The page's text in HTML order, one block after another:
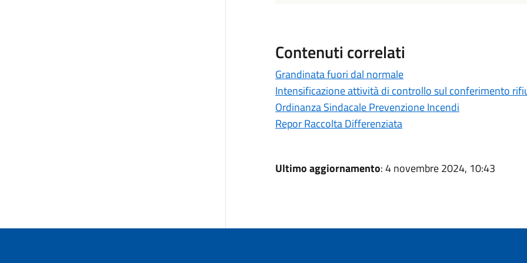
Contenuti correlati
Grandinata fuori dal normale
Intensificazione attività di controllo sul conferimento
Ordinanza Sindacale Prevenzione Incendi
Repor Raccolta Differenziata
Ultimo aggiornamento: 4 novembre 2024, 10:43